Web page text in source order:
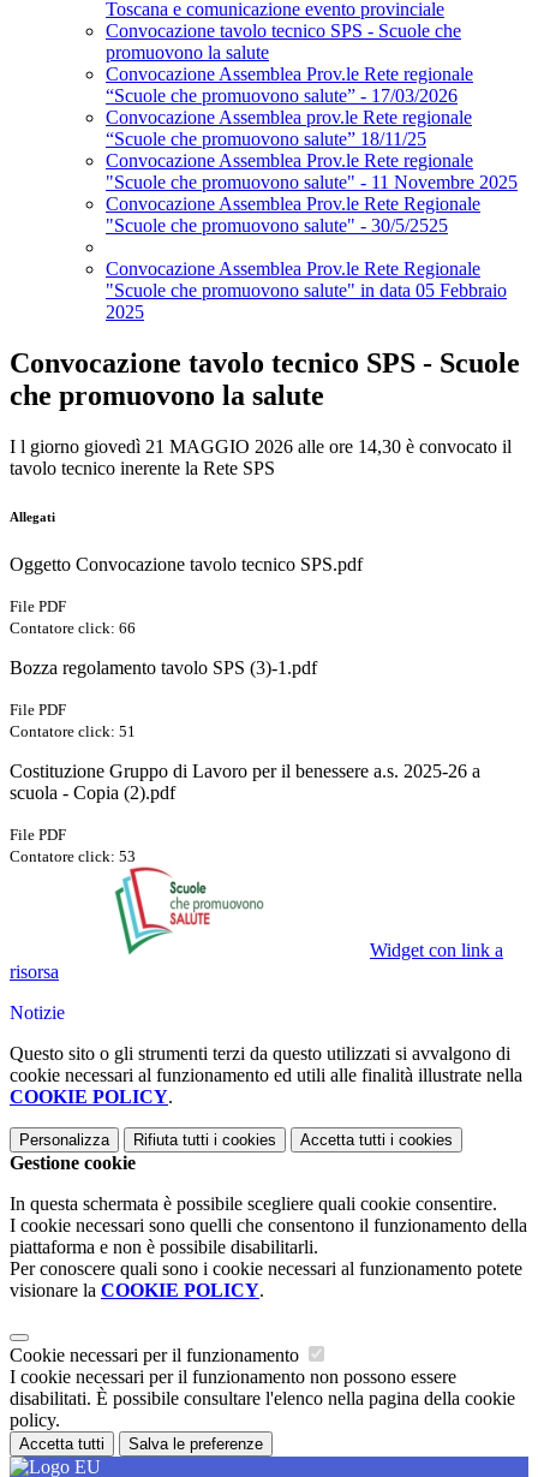
Toscana e comunicazione evento provinciale
Convocazione tavolo tecnico SPS - Scuole che
promuovono la salute
Convocazione Assemblea Prov.le Rete regionale
“Scuole che promuovono salute” - 17/03/2026
Convocazione Assemblea prov.le Rete regionale
“Scuole che promuovono salute” 18/11/25
Convocazione Assemblea Prov.le Rete regionale
"Scuole che promuovono salute" - 11 Novembre 2025
Convocazione Assemblea Prov.le Rete Regionale
"Scuole che promuovono salute" - 30/5/2525
Convocazione Assemblea Prov.le Rete Regionale
"Scuole che promuovono salute" in data 05 Febbraio
2025
Convocazione tavolo tecnico SPS - Scuole
che promuovono la salute
I l giorno giovedì 21 MAGGIO 2026 alle ore 14,30 è convocato il
tavolo tecnico inerente la Rete SPS
Allegati
Oggetto Convocazione tavolo tecnico SPS.pdf
File PDF
Contatore click: 66
Bozza regolamento tavolo SPS (3)-1.pdf
File PDF
Contatore click: 51
Costituzione Gruppo di Lavoro per il benessere a.s. 2025-26 a
scuola - Copia (2).pdf
File PDF
Contatore click: 53
Widget con link a
risorsa
Notizie
Questo sito o gli strumenti terzi da questo utilizzati si avvalgono di
cookie necessari al funzionamento ed utili alle finalità illustrate nella
COOKIE POLICY.
Personalizza Rifiuta tutti i cookies Accetta tutti i cookies
Gestione cookie
In questa schermata è possibile scegliere quali cookie consentire.
I cookie necessari sono quelli che consentono il funzionamento della
piattaforma e non è possibile disabilitarli.
Per conoscere quali sono i cookie necessari al funzionamento potete
visionare la COOKIE POLICY.
Cookie necessari per il funzionamento
I cookie necessari per il funzionamento non possono essere
disabilitati. È possibile consultare l'elenco nella pagina della cookie
policy.
Accetta tutti Salva le preferenze